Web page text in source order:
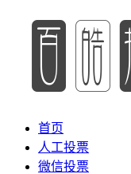
首页
人工投票
微信投票